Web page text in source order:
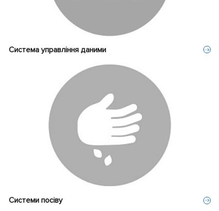
Система управління даними
Системи посіву